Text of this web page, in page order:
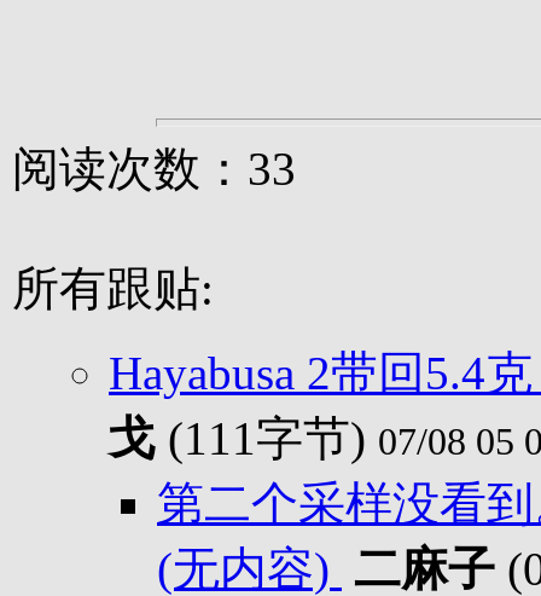
阅读次数：33
所有跟贴:
Hayabusa 2带回5.4
戈 (111字节) 07/08 05
第二个采样没看
(无内容) 二麻子